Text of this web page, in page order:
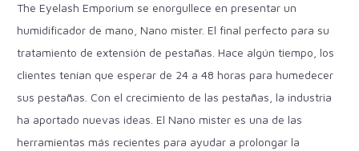
The Eyelash Emporium se enorgullece en presentar un
humidificador de mano, Nano mister. El final perfecto para su
tratamiento de extensión de pestañas. Hace algún tiempo, los
clientes tenían que esperar de 24 a 48 horas para humedecer
sus pestañas. Con el crecimiento de las pestañas, la industria
ha aportado nuevas ideas. El Nano mister es una de las
herramientas más recientes para ayudar a prolongar la